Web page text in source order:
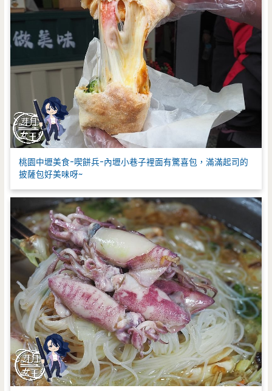
桃園中壢美食-喫餅兵-內壢小巷子裡面有驚喜包，滿滿起司的
披薩包好美味呀~